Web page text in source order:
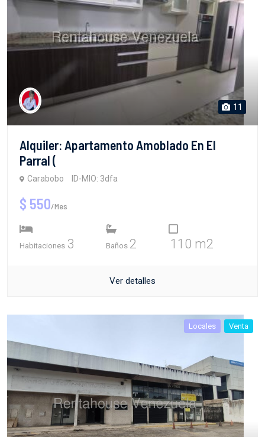
11
Alquiler: Apartamento Amoblado En El
Parral (
Carabobo ID-MIO: 3dfa
$ 550/Mes
Habitaciones 3 Baños 2 110 m2
Ver detalles
Locales Venta